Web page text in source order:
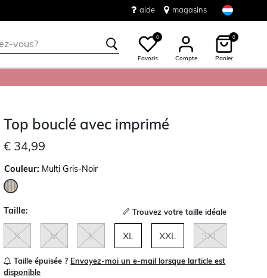
aide magasins
0
Favoris Compte
0
Panier
Top bouclé avec imprimé
€ 34,99
Couleur: Multi Gris-Noir
Taille: Trouvez votre taille idéale
S M L XL XXL 3XL
Taille épuisée ? Envoyez-moi un e-mail lorsque larticle est
disponible